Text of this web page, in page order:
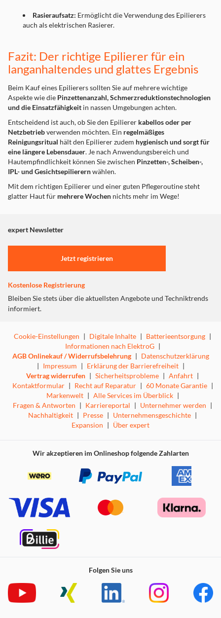
Rasieraufsatz: Ermöglicht die Verwendung des Epilierers
auch als elektrischen Rasierer.
Fazit: Der richtige Epilierer für ein
langanhaltendes und glattes Ergebnis
Beim Kauf eines Epilierers sollten Sie auf mehrere wichtige
Aspekte wie die Pinzettenanzahl, Schmerzreduktionstechnologien
und die Einsatzfähigkeit in nassen Umgebungen achten.
Entscheidend ist auch, ob Sie den Epilierer kabellos oder per
Netzbetriebverwenden möchten. Ein regelmäßiges
Reinigungsritual hält den Epilierer zudem hygienisch und sorgt für
eine längere Lebensdauer. Je nach Anwendungsbereich und
Hautempfindlichkeit können Sie zwischen Pinzetten-, Scheiben-,
IPL- und Gesichtsepilierernwählen.
Mit dem richtigen Epilierer und einer guten Pflegeroutine steht
glatter Haut für mehrere Wochen nichts mehr im Wege!
expert Newsletter
Jetzt registrieren
Kostenlose Registrierung
Bleiben Sie stets über die aktuellsten Angebote und Techniktrends
informiert.
Cookie-Einstellungen | Digitale Inhalte | Batterieentsorgung |
Informationen nach ElektroG |
AGB Onlinekauf / Widerrufsbelehrung | Datenschutzerklärung
| Impressum | Erklärung der Barrierefreiheit |
Vertrag widerrufen | Sicherheitsprobleme | Anfahrt |
Kontaktformular | Recht auf Reparatur | 60 Monate Garantie |
Markenwelt | Alle Services im Überblick |
Fragen & Antworten | Karriereportal | Unternehmer werden |
Nachhaltigkeit | Presse | Unternehmensgeschichte |
Expansion | Über expert
Wir akzeptieren im Onlineshop folgende Zahlarten
Folgen Sie uns